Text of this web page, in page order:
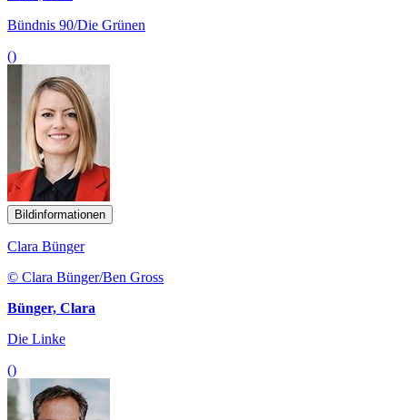
Bündnis 90/Die Grünen
()
Bildinformationen
Clara Bünger
© Clara Bünger/Ben Gross
Bünger, Clara
Die Linke
()